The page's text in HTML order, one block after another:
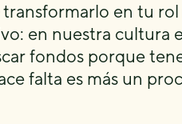
en tu
en nuestra cultura
fondos porque
falta es más un